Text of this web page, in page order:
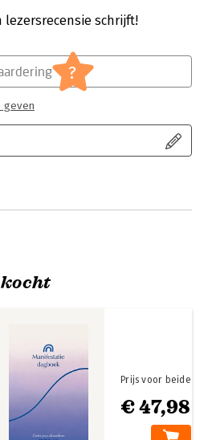
niet iedereen altijd achter stond.
dat ze nu zijn? Dit boek
van een gezin dat met veel
alles uit het leven haalt, hoe
lezersrecensie schrijft!
?
geven
€ 47,98
Prijs voor beide